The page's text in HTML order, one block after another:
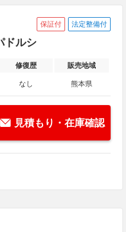
保証付 法定整備付
ドルシ
修復歴 販売地域
なし 熊本県
見積もり・在庫確認